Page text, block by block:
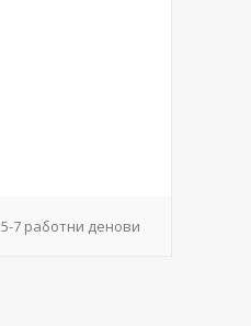
5-7 работни денови